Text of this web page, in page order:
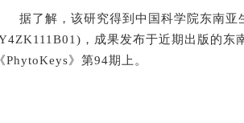
据了解，该研究得到中国科学院东南亚
，成果发布于近期出版的东
《PhytoKeys》第94期上。